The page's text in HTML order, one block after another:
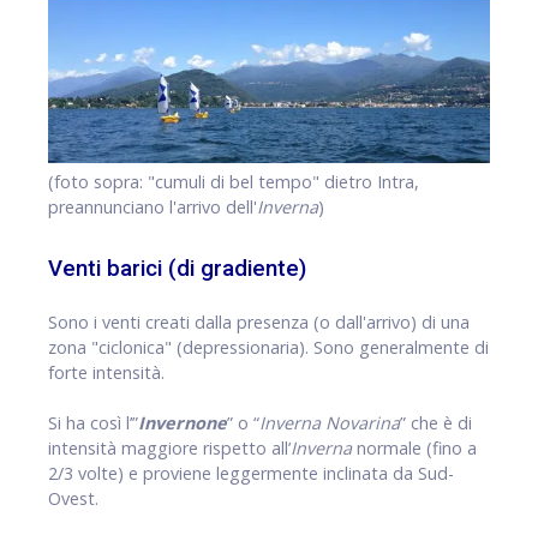
(foto sopra: "cumuli di bel tempo" dietro Intra,
preannunciano l'arrivo dell'Inverna)
Venti barici (di gradiente)
Sono i venti creati dalla presenza (o dall'arrivo) di una
zona "ciclonica" (depressionaria). Sono generalmente di
forte intensità.
Si ha così l’”Invernone” o “Inverna Novarina” che è di
intensità maggiore rispetto all’Invernanormale (fino a
2/3 volte) e proviene leggermente inclinata da Sud-
Ovest.